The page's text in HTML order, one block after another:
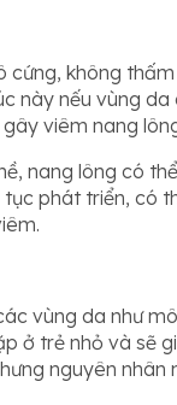
không
này nếu vùng
viêm nang
nang lông có
phát triển, có
vùng da như
ở trẻ nhỏ và sẽ
nguyên